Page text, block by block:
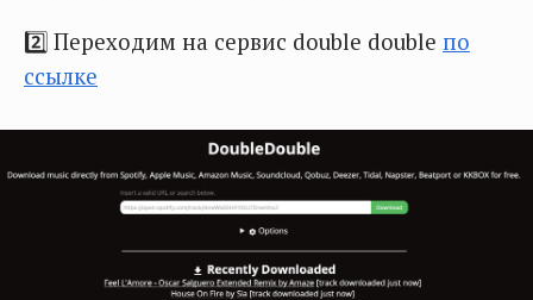
2️⃣ Переходим на сервис double double по
ссылке